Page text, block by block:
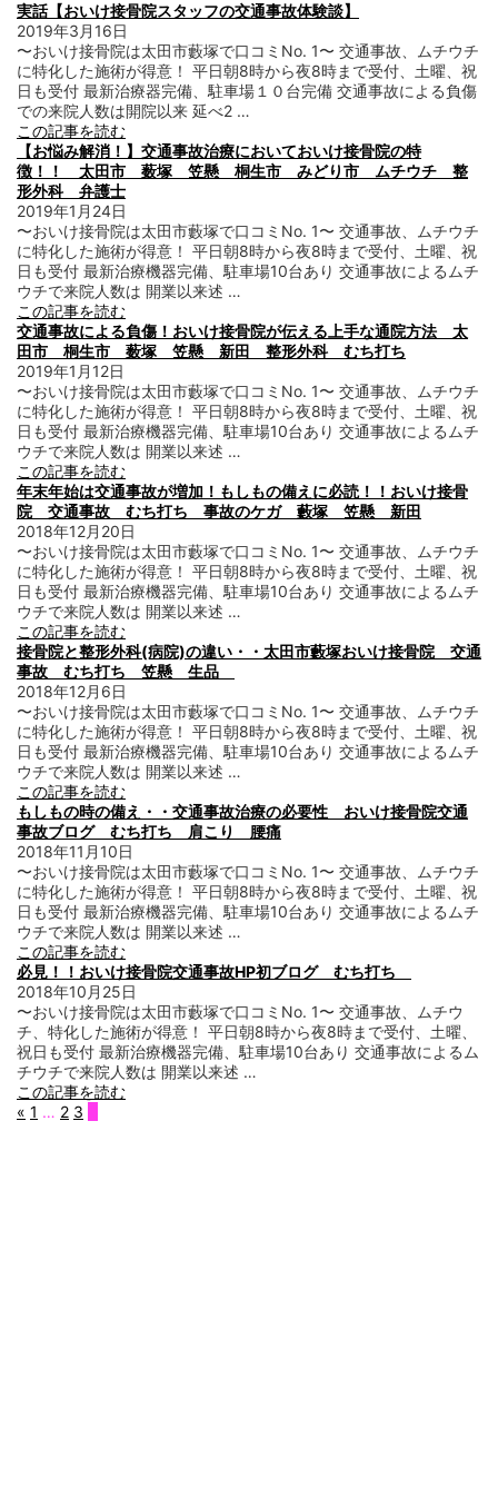
実話【おいけ接骨院スタッフの交通事故体験談】
2019年3月16日
〜おいけ接骨院は太田市藪塚で口コミNo. 1〜 交通事故、ムチウチ
に特化した施術が得意！ 平日朝8時から夜8時まで受付、土曜、祝
日も受付 最新治療器完備、駐車場１０台完備 交通事故による負傷
での来院人数は開院以来 延べ2 …
この記事を読む
【お悩み解消！】交通事故治療においておいけ接骨院の特
徴！！ 太田市 薮塚 笠懸 桐生市 みどり市 ムチウチ 整
形外科 弁護士
2019年1月24日
〜おいけ接骨院は太田市藪塚で口コミNo. 1〜 交通事故、ムチウチ
に特化した施術が得意！ 平日朝8時から夜8時まで受付、土曜、祝
日も受付 最新治療機器完備、駐車場10台あり 交通事故によるムチ
ウチで来院人数は 開業以来述 …
この記事を読む
交通事故による負傷！おいけ接骨院が伝える上手な通院方法 太
田市 桐生市 薮塚 笠懸 新田 整形外科 むち打ち
2019年1月12日
〜おいけ接骨院は太田市藪塚で口コミNo. 1〜 交通事故、ムチウチ
に特化した施術が得意！ 平日朝8時から夜8時まで受付、土曜、祝
日も受付 最新治療機器完備、駐車場10台あり 交通事故によるムチ
ウチで来院人数は 開業以来述 …
この記事を読む
年末年始は交通事故が増加！もしもの備えに必読！！おいけ接骨
院 交通事故 むち打ち 事故のケガ 藪塚 笠懸 新田
2018年12月20日
〜おいけ接骨院は太田市藪塚で口コミNo. 1〜 交通事故、ムチウチ
に特化した施術が得意！ 平日朝8時から夜8時まで受付、土曜、祝
日も受付 最新治療機器完備、駐車場10台あり 交通事故によるムチ
ウチで来院人数は 開業以来述 …
この記事を読む
接骨院と整形外科(病院)の違い・・太田市藪塚おいけ接骨院 交通
事故 むち打ち 笠懸 生品
2018年12月6日
〜おいけ接骨院は太田市藪塚で口コミNo. 1〜 交通事故、ムチウチ
に特化した施術が得意！ 平日朝8時から夜8時まで受付、土曜、祝
日も受付 最新治療機器完備、駐車場10台あり 交通事故によるムチ
ウチで来院人数は 開業以来述 …
この記事を読む
もしもの時の備え・・交通事故治療の必要性 おいけ接骨院交通
事故ブログ むち打ち 肩こり 腰痛
2018年11月10日
〜おいけ接骨院は太田市藪塚で口コミNo. 1〜 交通事故、ムチウチ
に特化した施術が得意！ 平日朝8時から夜8時まで受付、土曜、祝
日も受付 最新治療機器完備、駐車場10台あり 交通事故によるムチ
ウチで来院人数は 開業以来述 …
この記事を読む
必見！！おいけ接骨院交通事故HP初ブログ むち打ち
2018年10月25日
〜おいけ接骨院は太田市藪塚で口コミNo. 1〜 交通事故、ムチウ
チ、特化した施術が得意！ 平日朝8時から夜8時まで受付、土曜、
祝日も受付 最新治療機器完備、駐車場10台あり 交通事故によるム
チウチで来院人数は 開業以来述 …
この記事を読む
« 1 … 2 3